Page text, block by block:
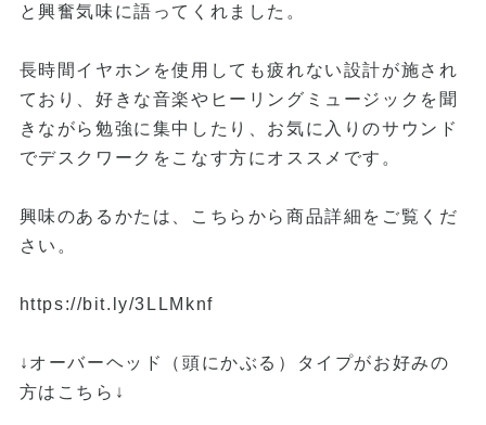
と興奮気味に語ってくれました。
長時間イヤホンを使用しても疲れない設計が施され
ており、好きな音楽やヒーリングミュージックを聞
きながら勉強に集中したり、お気に入りのサウンド
でデスクワークをこなす方にオススメです。
興味のあるかたは、こちらから商品詳細をご覧くだ
さい。
https://bit.ly/3LLMknf
↓オーバーヘッド（頭にかぶる）タイプがお好みの
方はこちら↓